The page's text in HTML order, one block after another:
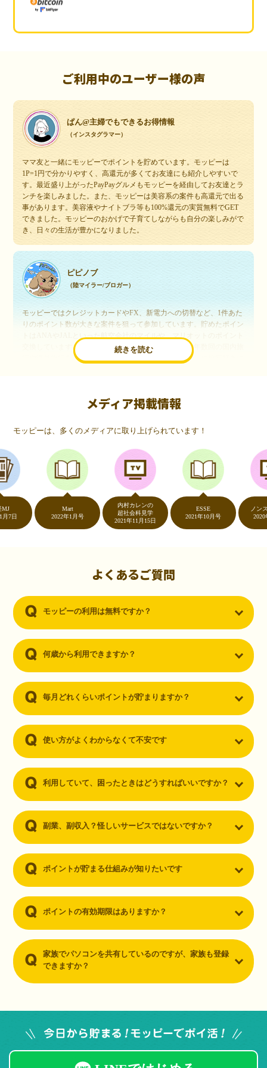
ご利用中のユーザー様の声
ぱん@主婦でもできるお得情報
（インスタグラマー）
ママ友と一緒にモッピーでポイントを貯めています。モッピーは
1P=1円で分かりやすく、高還元が多くてお友達にも紹介しやすいで
す。最近盛り上がったPayPayグルメもモッピーを経由してお友達とラ
ンチを楽しみました。また、モッピーは美容系の案件も高還元で出る
事があります。美容液やナイトブラ等も100%還元の実質無料でGET
できました。モッピーのおかげで子育てしながらも自分の楽しみがで
き、日々の生活が豊かになりました。
続きを読む
ピピノブ
（陸マイラー/ブロガー）
モッピーではクレジットカードやFX、新電力への切替など、1件あた
りのポイント数が大きな案件を狙って参加しています。貯めたポイン
交換しています。このようにすることで、ほぼ無料で年数回の国内旅
行や海外旅行を実現しています。モッピーは陸マイラーや旅行好きに
いつものネットショッピングが、モッピーでお得
（20代・女性）
友達に勧められてモッピーをはじめました。空いた時間にスマホで買
い物をすることが多いのですが、モッピーを経由するだけでショップ
のポイントとモッピーのポイントが二重で貯まることを知り、ビック
リ…！いつものネットショッピングをモッピーを経由するだけでポイ
ントが貯まるなんて…もっと早く教えてほしかった～！貯まったポイ
ントはギフト券に交換して、プチ贅沢を楽しんでます♪
（30代・男性）
ーを知りました。クレジットカードを発行するだけでポイントが貯ま
るならと無料登録して、クレジットカードの発行やアプリダウンロー
メディア掲載情報
モッピーは、多くのメディアに取り上げられています！
2022年1月号
内村カレンの
超社会科見学
2021年11月15日
2021年10月号
ノンストッ
2020年5月
よくあるご質問
モッピーの利用は無料ですか？
何歳から利用できますか？
毎月どれくらいポイントが貯まりますか？
使い方がよくわからなくて不安です
利用していて、困ったときはどうすればいいですか？
副業、副収入？怪しいサービスではないですか？
ポイントが貯まる仕組みが知りたいです
ポイントの有効期限はありますか？
家族でパソコンを共有しているのですが、家族も登録
できますか？